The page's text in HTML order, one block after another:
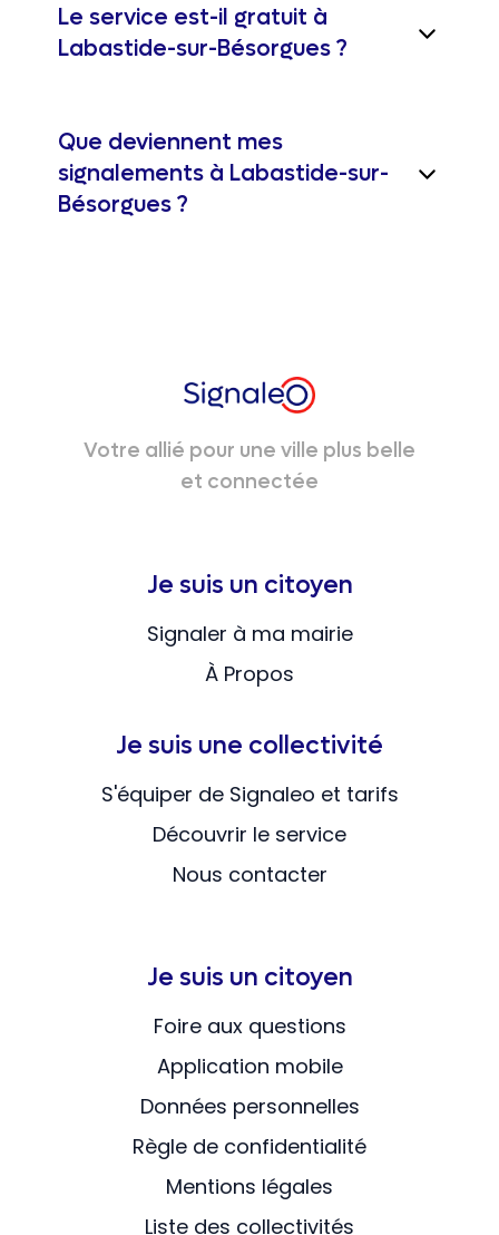
Le service est-il gratuit à
Labastide-sur-Bésorgues ?
Que deviennent mes
signalements à Labastide-sur-
Bésorgues ?
Votre allié pour une ville plus belle
et connectée
Je suis un citoyen
Signaler à ma mairie
À Propos
Je suis une collectivité
S'équiper de Signaleo et tarifs
Découvrir le service
Nous contacter
Je suis un citoyen
Foire aux questions
Application mobile
Données personnelles
Règle de confidentialité
Mentions légales
Liste des collectivités